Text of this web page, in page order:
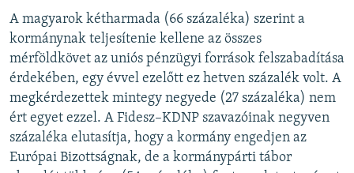
A magyarok kétharmada (66 százaléka) szerint a
kormánynak teljesítenie kellene az összes
mérföldkövet az uniós pénzügyi források felszabadítása
érdekében, egy évvel ezelőtt ez hetven százalék volt. A
megkérdezettek mintegy negyede (27 százaléka) nem
ért egyet ezzel. A Fidesz–KDNP szavazóinak negyven
százaléka elutasítja, hogy a kormány engedjen az
Európai Bizottságnak, de a kormánypárti tábor